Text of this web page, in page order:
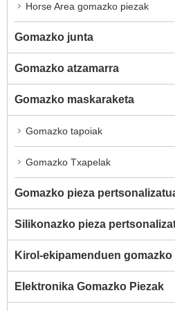
Horse Area gomazko piezak
Gomazko junta
Gomazko atzamarra
Gomazko maskaraketa
Gomazko tapoiak
Gomazko Txapelak
Gomazko pieza
Silikonazko pieza
Kirol-ekipamenduen gomazko
Elektronika Gomazko Piezak